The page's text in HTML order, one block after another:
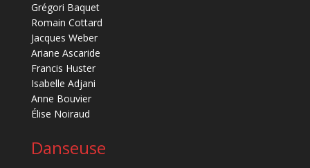
Grégori Baquet
Romain Cottard
Jacques Weber
Ariane Ascaride
Francis Huster
Isabelle Adjani
Anne Bouvier
Élise Noiraud
Danseuse